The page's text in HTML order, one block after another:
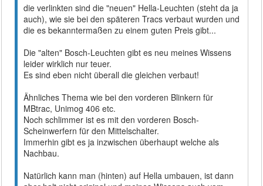
die verlinkten sind die "neuen" Hella-Leuchten (steht da ja
auch), wie sie bei den späteren Tracs verbaut wurden und
die es bekanntermaßen zu einem guten Preis gibt...
Die "alten" Bosch-Leuchten gibt es neu meines Wissens
leider wirklich nur teuer.
Es sind eben nicht überall die gleichen verbaut!
Ähnliches Thema wie bei den vorderen Blinkern für
MBtrac, Unimog 406 etc.
Noch schlimmer ist es mit den vorderen Bosch-
Scheinwerfern für den Mittelschalter.
Immerhin gibt es ja inzwischen überhaupt welche als
Nachbau.
Natürlich kann man (hinten) auf Hella umbauen, ist dann